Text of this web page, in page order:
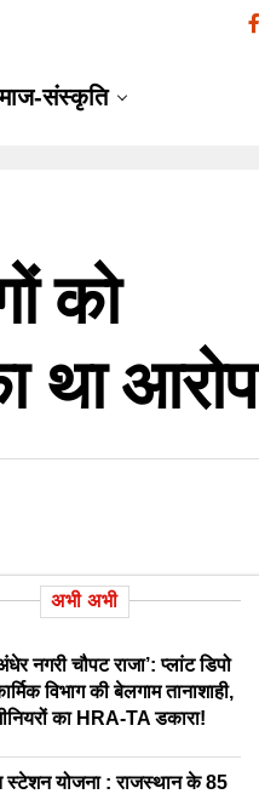
संस्कृति
को
था आरोप
अभी अभी
नगरी चौपट राजा’: प्लांट डिपो
विभाग की बेलगाम तानाशाही,
का HRA-TA डकारा!
स्टेशन योजना : राजस्थान के 85